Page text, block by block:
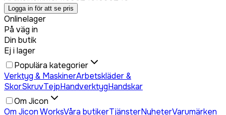
Logga in för att se pris
Onlinelager
På väg in
Din butik
Ej i lager
Populära kategorier
Verktyg & MaskinerArbetskläder &
SkorSkruvTejpHandverktygHandskar
Om Jicon
Om Jicon WorksVåra butikerTjänsterNyheterVarumärken